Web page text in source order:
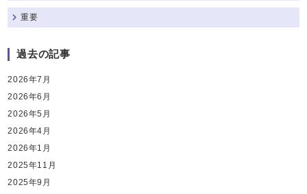
重要
過去の記事
2026年7月
2026年6月
2026年5月
2026年4月
2026年1月
2025年11月
2025年9月